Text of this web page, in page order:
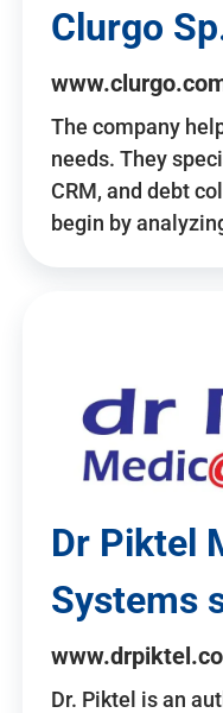
Clurgo
The company
needs. They
CRM, and debt
begin by
Dr Piktel
Systems
Dr. Piktel is an